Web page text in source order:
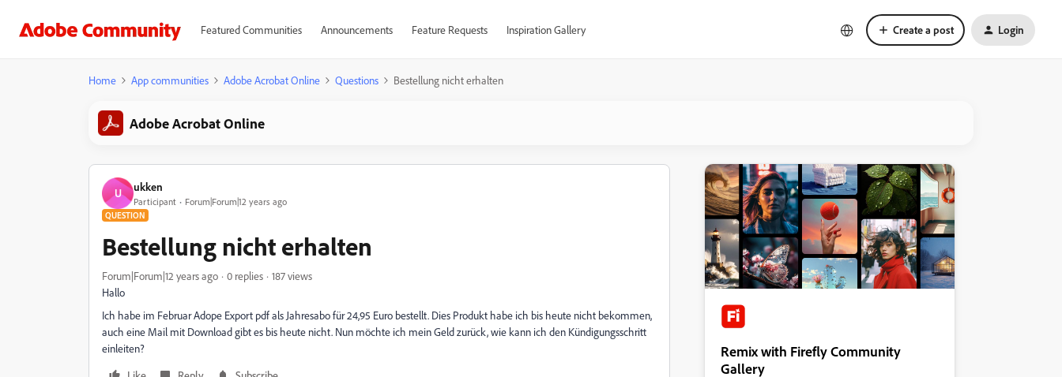
Featured Communities Announcements Feature Requests Inspiration Gallery Create a post Login
Home App communities Adobe Acrobat Online Questions Bestellung nicht erhalten
Adobe Acrobat Online
U ukken
Participant Forum|Forum|12 years ago
QUESTION
Bestellung nicht erhalten
Forum|Forum|12 years ago 0 replies
187 views
Hallo
Ich habe im Februar Adope Export pdf als Jahresabo für 24,95 Euro bestellt. Dies Produkt habe ich bis heute nicht bekommen,
auch eine Mail mit Download gibt es bis heute nicht. Nun möchte ich mein Geld zurück, wie kann ich den Kündigungsschritt
einleiten?
Remix with Firefly Community
Gallery